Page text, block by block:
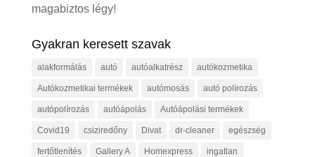
magabiztos légy!
Gyakran keresett szavak
alakformálás autó autóalkatrész autókozmetika
Autókozmetikai termékek autómosás autó polírozás
autópolírozás autóápolás Autóápolási termékek
Covid19 csiziredőny Divat dr-cleaner egészség
fertőtlenítés Gallery A Homexpress ingatlan